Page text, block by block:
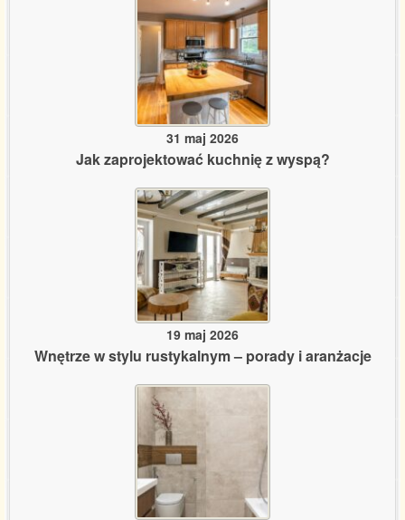
31 maj 2026
Jak zaprojektować kuchnię z wyspą?
19 maj 2026
Wnętrze w stylu rustykalnym – porady i aranżacje